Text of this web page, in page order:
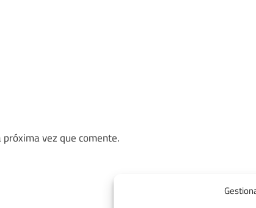
vez que comente.